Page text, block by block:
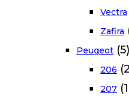
Vectra
Zafira
Peugeot (5)
206
207